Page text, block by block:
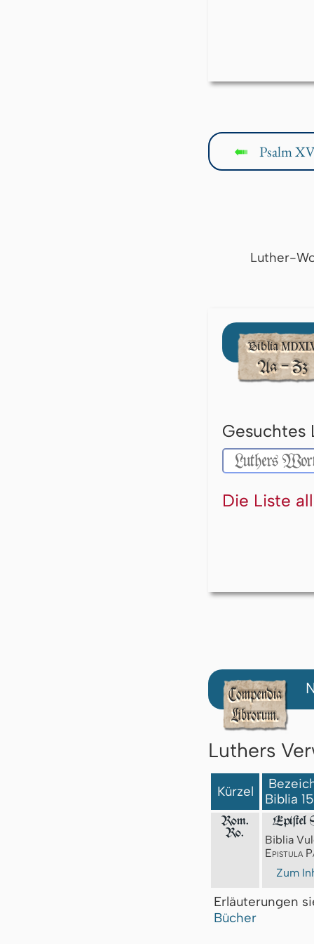
↤ Psalm
Luther-
Die Liste
Luthers
Kürzel
Biblia
Rom.
Ro.
Epiſtel
Biblia
Epistula
Zum
Erläuterungen
Bücher